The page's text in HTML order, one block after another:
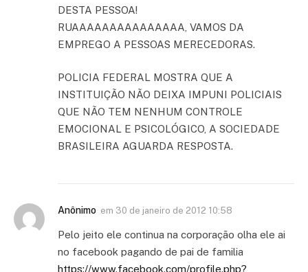
DESTA PESSOA!
RUAAAAAAAAAAAAAAA, VAMOS DA
EMPREGO A PESSOAS MERECEDORAS.
POLICIA FEDERAL MOSTRA QUE A
INSTITUIÇÃO NÃO DEIXA IMPUNI POLICIAIS
QUE NÃO TEM NENHUM CONTROLE
EMOCIONAL E PSICOLÓGICO, A SOCIEDADE
BRASILEIRA AGUARDA RESPOSTA.
Anônimo em 30 de janeiro de 2012 10:58
Pelo jeito ele continua na corporação olha ele ai
no facebook pagando de pai de familia
https://www.facebook.com/profile.php?